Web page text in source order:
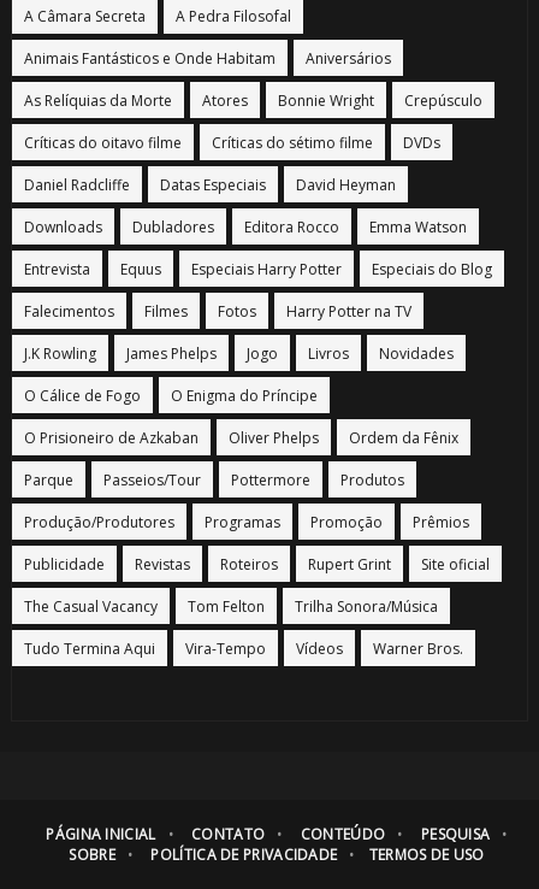
A Câmara Secreta A Pedra Filosofal
Animais Fantásticos e Onde Habitam Aniversários
As Relíquias da Morte Atores Bonnie Wright Crepúsculo
Críticas do oitavo filme Críticas do sétimo filme DVDs
Daniel Radcliffe Datas Especiais David Heyman
Downloads Dubladores Editora Rocco Emma Watson
Entrevista Equus Especiais Harry Potter Especiais do Blog
Falecimentos Filmes Fotos Harry Potter na TV
J.K Rowling James Phelps Jogo Livros Novidades
O Cálice de Fogo O Enigma do Príncipe
O Prisioneiro de Azkaban Oliver Phelps Ordem da Fênix
Parque Passeios/Tour Pottermore Produtos
Produção/Produtores Programas Promoção Prêmios
Publicidade Revistas Roteiros Rupert Grint Site oficial
The Casual Vacancy Tom Felton Trilha Sonora/Música
Tudo Termina Aqui Vira-Tempo Vídeos Warner Bros.
PÁGINA INICIAL CONTATO CONTEÚDO
PESQUISA
SOBRE
POLÍTICA DE PRIVACIDADE TERMOS DE USO